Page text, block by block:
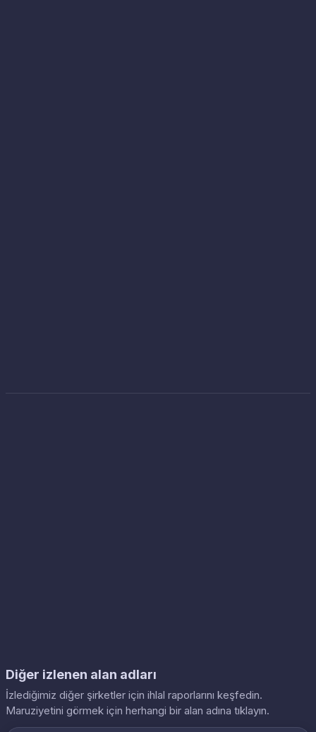
Diğer izlenen alan adları
İzlediğimiz diğer şirketler için ihlal raporlarını keşfedin.
Maruziyetini görmek için herhangi bir alan adına tıklayın.